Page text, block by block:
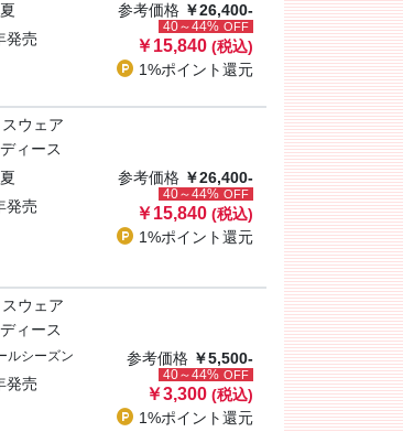
発売
参考価格 ￥26,400-
40～44% OFF
￥15,840 (税込)
1%ポイント還元
ウェア
ィース
発売
参考価格 ￥26,400-
40～44% OFF
￥15,840 (税込)
1%ポイント還元
ウェア
ィース
ルシーズン
発売
参考価格 ￥5,500-
40～44% OFF
￥3,300 (税込)
1%ポイント還元